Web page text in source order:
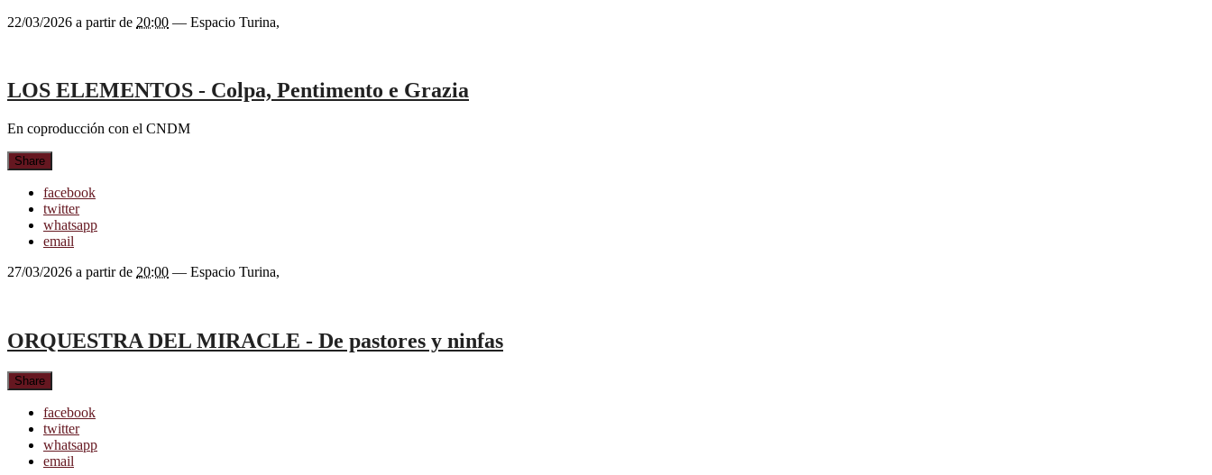
22/03/2026 a partir de 20:00 — Espacio Turina,
LOS ELEMENTOS - Colpa, Pentimento e Grazia
En coproducción con el CNDM
Share
facebook
twitter
whatsapp
email
27/03/2026 a partir de 20:00 — Espacio Turina,
ORQUESTRA DEL MIRACLE - De pastores y ninfas
Share
facebook
twitter
whatsapp
email